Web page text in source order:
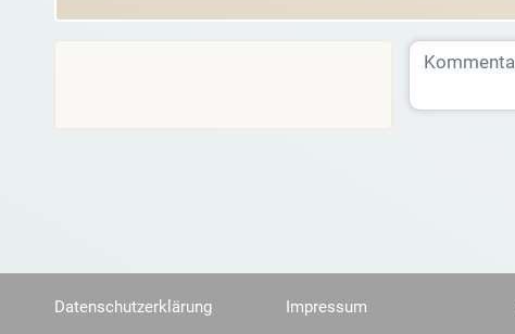
Datenschutzerklärung Impressum